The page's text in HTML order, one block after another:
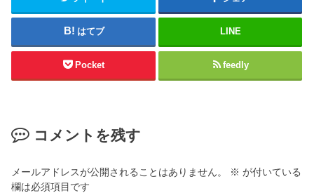
はてブ LINE
Pocket feedly
コメントを残す
メールアドレスが公開されることはありません。 ※ が付いている
欄は必須項目です